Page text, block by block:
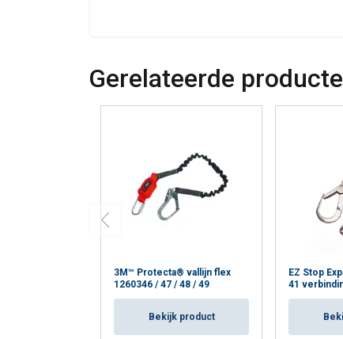
Gerelateerde
3M™ Protecta® vallijn flex
1260346 / 47 / 48 / 49
Bekijk product
EZ Stop
41